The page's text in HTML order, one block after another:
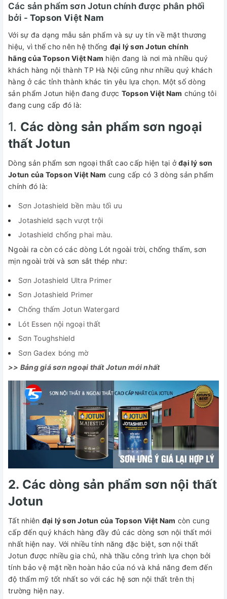
Các sản phẩm sơn Jotun chính được phân phối
bởi -Topson Việt Nam
Với sự đa dạng mẫu sản phẩm và sự uy tín về mặt thương
hiệu, vì thế cho nên hệ thống đại lý sơn Jotun chính
hãng của Topson Việt Nam hiện đang là nơi mà nhiều quý
khách hàng nội thành TP Hà Nội cũng như nhiều quý khách
hàng ở các tỉnh thành khác tin yêu lựa chọn. Một số dòng
sản phẩm Jotun hiện đang được Topson Việt Nam chúng tôi
đang cung cấp đó là:
1. Các dòng sản phẩm sơn ngoại
thất Jotun
Dòng sản phẩm sơn ngoại thất cao cấp hiện tại ởđại lý sơn
Jotun của Topson Việt Nam cung cấp có 3 dòng sản phẩm
chính đó là:
Sơn Jotashield bền màu tối ưu
Jotashield sạch vượt trội
Jotashield chống phai màu.
Ngoài ra còn có các dòng Lót ngoài trời, chống thấm, sơn
mịn ngoài trời và sơn sắt thép như:
Sơn Jotashield Ultra Primer
Sơn Jotashield Primer
Chống thấm Jotun Watergard
Lót Essen nội ngoại thất
Sơn Toughshield
Sơn Gadex bóng mờ
>> Bảng giá sơn ngoại thất Jotun mới nhất
2. Các dòng sản phẩm sơn nội thất
Jotun
Tất nhiên đại lý sơn Jotun của Topson Việt Nam còn cung
cấp đến quý khách hàng đầy đủ các dòng sơn nội thất mới
nhất hiện nay. Với nhiều tính năng đặc biệt, sơn nội thất
Jotun được nhiều gia chủ, nhà thầu công trình lựa chọn bởi
tính bảo vệ mặt nền hoàn hảo của nó và khả năng đem đến
độ thẩm mỹ tốt nhất so với các hệ sơn nội thất trên thị
trường hiện nay.